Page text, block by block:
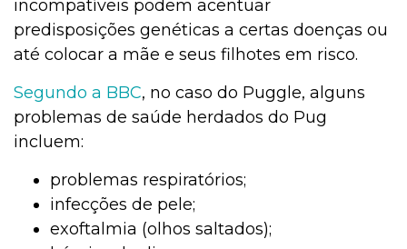
incompatíveis podem acentuar
predisposições genéticas a certas doenças ou
até colocar a mãe e seus filhotes em risco.
Segundo a BBC, no caso do Puggle, alguns
problemas de saúde herdados do Pug
incluem:
problemas respiratórios;
infecções de pele;
exoftalmia (olhos saltados);